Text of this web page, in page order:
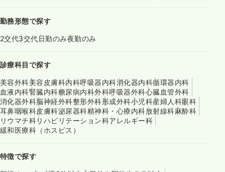
勤務形態で探す
2交代3交代日勤のみ夜勤のみ
診療科目で探す
美容外科美容皮膚科内科呼吸器内科消化器内科循環器内科
血液内科腎臓内科糖尿病内科外科呼吸器外科心臓血管外科
消化器外科脳神経外科整形外科形成外科小児科産婦人科眼科
耳鼻咽喉科皮膚科泌尿器科精神科・心療内科放射線科麻酔科
リウマチ科リハビリテーション科アレルギー科
緩和医療科（ホスピス）
特徴で探す